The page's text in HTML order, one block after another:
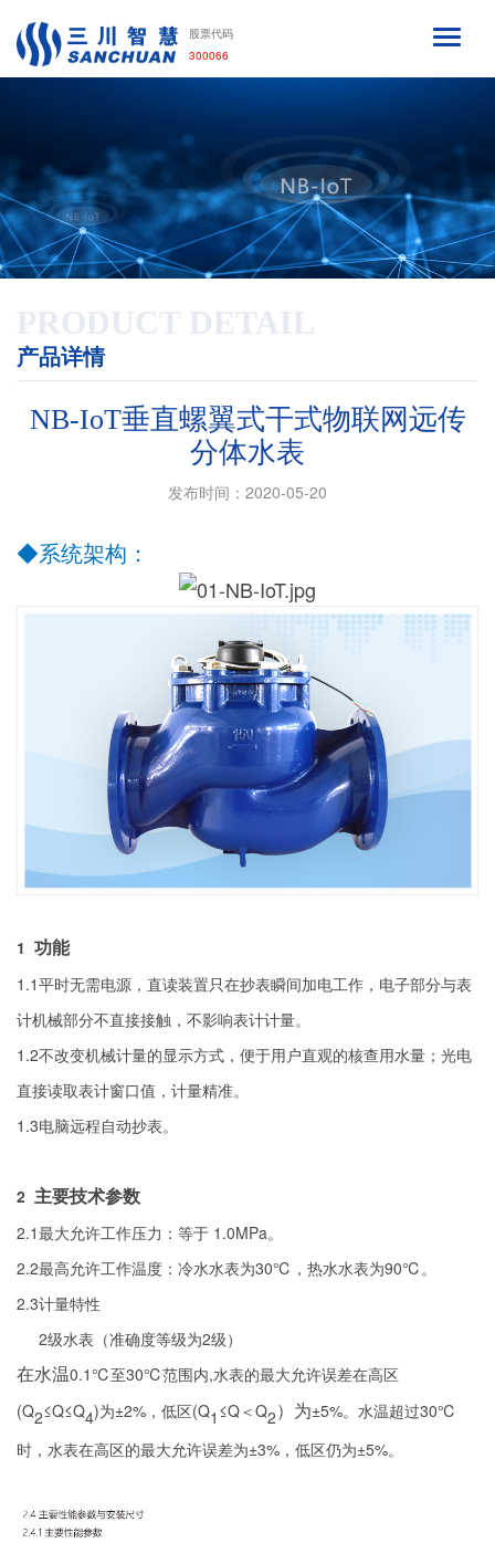
股票代码
300066
PRODUCT DETAIL
产品详情
NB-IoT垂直螺翼式干式物联网远传
分体水表
发布时间：2020-05-20
◆系统架构：
1 功能
1.1平时无需电源，直读装置只在抄表瞬间加电工作，电子部分与表
计机械部分不直接接触，不影响表计计量。
1.2不改变机械计量的显示方式，便于用户直观的核查用水量；光电
直接读取表计窗口值，计量精准。
1.3电脑远程自动抄表。
2 主要技术参数
2.1最大允许工作压力：等于 1.0MPa。
2.2最高允许工作温度：冷水水表为30℃，热水水表为90℃。
2.3计量特性
2级水表（准确度等级为2级）
在水温0.1℃至30℃范围内,水表的最大允许误差在高区
(Q2≤Q≤Q4)为±2%，低区(Q1 ≤Q＜Q2）为±5%。水温超过30℃
时，水表在高区的最大允许误差为±3%，低区仍为±5%。